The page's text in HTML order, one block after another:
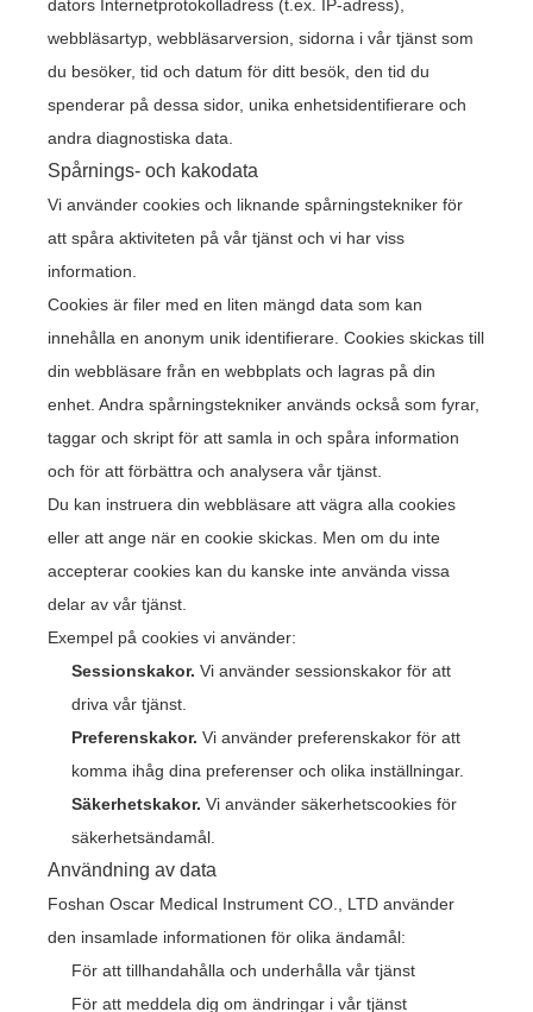
dators Internetprotokolladress (t.ex. IP-adress),
webbläsartyp, webbläsarversion, sidorna i vår tjänst som
du besöker, tid och datum för ditt besök, den tid du
spenderar på dessa sidor, unika enhetsidentifierare och
andra diagnostiska data.
Spårnings- och kakodata
Vi använder cookies och liknande spårningstekniker för
att spåra aktiviteten på vår tjänst och vi har viss
information.
Cookies är filer med en liten mängd data som kan
innehålla en anonym unik identifierare. Cookies skickas till
din webbläsare från en webbplats och lagras på din
enhet. Andra spårningstekniker används också som fyrar,
taggar och skript för att samla in och spåra information
och för att förbättra och analysera vår tjänst.
Du kan instruera din webbläsare att vägra alla cookies
eller att ange när en cookie skickas. Men om du inte
accepterar cookies kan du kanske inte använda vissa
delar av vår tjänst.
Exempel på cookies vi använder:
Sessionskakor. Vi använder sessionskakor för att
driva vår tjänst.
Preferenskakor. Vi använder preferenskakor för att
komma ihåg dina preferenser och olika inställningar.
Säkerhetskakor. Vi använder säkerhetscookies för
säkerhetsändamål.
Användning av data
Foshan Oscar Medical Instrument CO., LTD använder
den insamlade informationen för olika ändamål:
För att tillhandahålla och underhålla vår tjänst
För att meddela dig om ändringar i vår tjänst